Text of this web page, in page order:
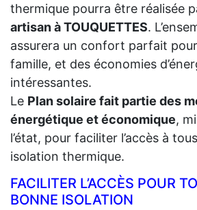
thermique pourra être réalisée
artisan à TOUQUETTES.
assurera un confort parfait
famille, et des économies
intéressantes.
Le Plan solaire fait partie des
énergétique et économique,
l’état, pour faciliter l’accès à
isolation thermique.
FACILITER L’ACCÈS POUR
BONNE ISOLATION